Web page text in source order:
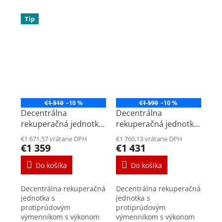
Tip
€1 510 –10 %
Decentrálna
rekuperačná jednotka
Air 70 Štandard RAL
9010
€1 671,57 vrátane DPH
€1 359
Do košíka
Decentrálna rekuperačná
jednotka s
protiprúdovým
výmenníkom s výkonom
€1 590 –10 %
Decentrálna
rekuperačná jednotka
Air 70 Plus RAL 9010
€1 760,13 vrátane DPH
€1 431
Do košíka
Decentrálna rekuperačná
jednotka s
protiprúdovým
výmenníkom s výkonom